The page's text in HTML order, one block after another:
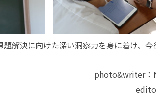
解決に向けた深い洞察力を身に着け、
photo&writer：